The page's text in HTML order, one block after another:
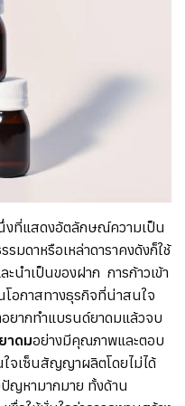
นึ่งที่แสดงอัตลักษณ์ความเป็น
มดาหรือเหล่าดาราคงดังก็ใช้
ะนำเป็นของฝาก การก้าวเข้า
อกาสทางธุรกิจที่น่าสนใจ
อยากทำแบรนด์ยาดมแล้วจบ
าดมอย่างมีคุณภาพและตอบ
จเซ็นสัญญาผลิตโดยไม่ได้
ญหามากมาย ทั้งด้าน